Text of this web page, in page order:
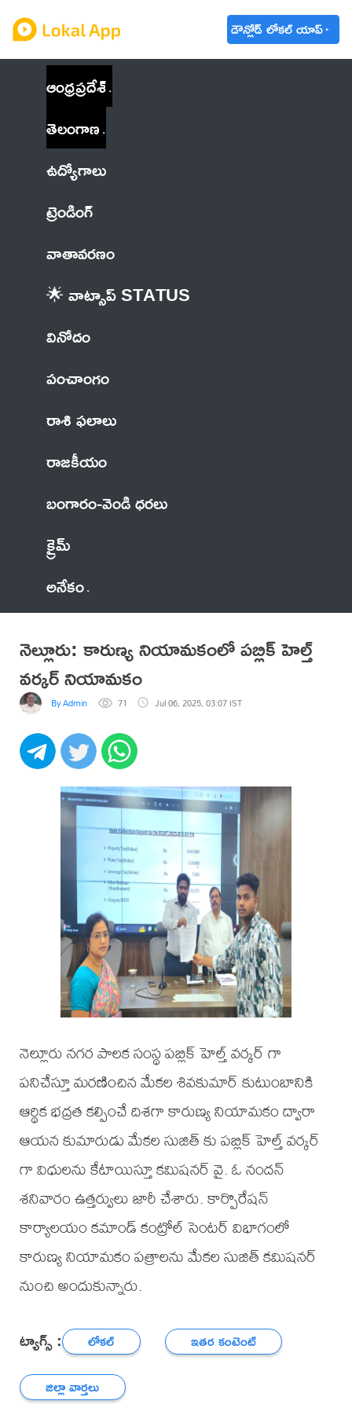
డౌన్లోడ్ లోకల్ యాప్
ఆంధ్రప్రదేశ్
తెలంగాణ
ఉద్యోగాలు
ట్రెండింగ్
వాతావరణం
🌟 వాట్సాప్ STATUS
వినోదం
పంచాంగం
రాశి ఫలాలు
రాజకీయం
బంగారం-వెండి ధరలు
క్రైమ్
అనేకం
నెల్లూరు: కారుణ్య నియామకంలో పబ్లిక్ హెల్త్
వర్కర్ నియామకం
By Admin 71 Jul 06, 2025, 03:07 IST
నెల్లూరు నగర పాలక సంస్థ పబ్లిక్ హెల్త్ వర్కర్ గా
పనిచేస్తూ మరణించిన మేకల శివకుమార్ కుటుంబానికి
ఆర్థిక భద్రత కల్పించే దిశగా కారుణ్య నియామకం ద్వారా
ఆయన కుమారుడు మేకల సుజిత్ కు పబ్లిక్ హెల్త్ వర్కర్
గా విధులను కేటాయిస్తూ కమిషనర్ వై. ఓ నందన్
శనివారం ఉత్తర్వులు జారీ చేశారు. కార్పొరేషన్
కార్యాలయం కమాండ్ కంట్రోల్ సెంటర్ విభాగంలో
కారుణ్య నియామకం పత్రాలను మేకల సుజిత్ కమిషనర్
నుంచి అందుకున్నారు.
ట్యాగ్స్ : లోకల్
ఇతర కంటెంట్
జిల్లా వార్తలు